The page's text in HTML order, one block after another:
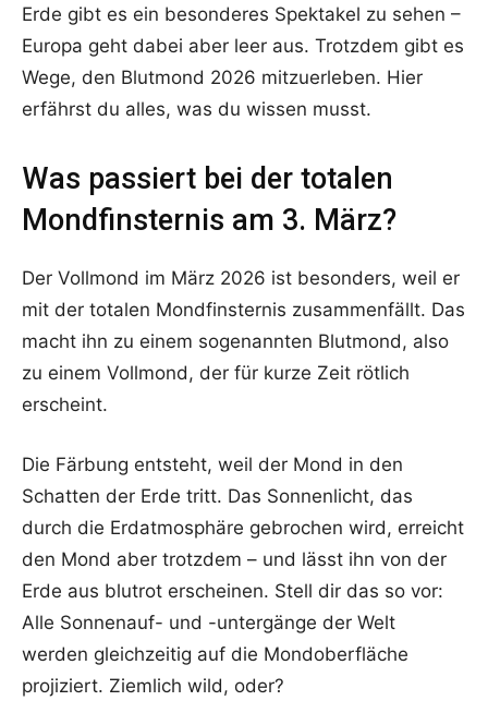
Erde gibt es ein besonderes Spektakel zu sehen –
Europa geht dabei aber leer aus. Trotzdem gibt es
Wege, den Blutmond 2026 mitzuerleben. Hier
erfährst du alles, was du wissen musst.
Was passiert bei der totalen
Mondfinsternis am 3. März?
Der Vollmond im März 2026 ist besonders, weil er
mit der totalen Mondfinsternis zusammenfällt. Das
macht ihn zu einem sogenannten Blutmond, also
zu einem Vollmond, der für kurze Zeit rötlich
erscheint.
Die Färbung entsteht, weil der Mond in den
Schatten der Erde tritt. Das Sonnenlicht, das
durch die Erdatmosphäre gebrochen wird, erreicht
den Mond aber trotzdem – und lässt ihn von der
Erde aus blutrot erscheinen. Stell dir das so vor:
Alle Sonnenauf- und -untergänge der Welt
werden gleichzeitig auf die Mondoberfläche
projiziert. Ziemlich wild, oder?